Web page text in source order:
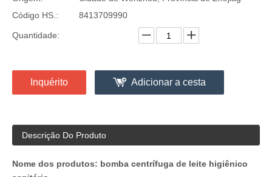
Código HS.:
8413709990
Quantidade:
Inquérito Adicionar a cesta
Descrição Do Produto
Nome dos produtos: bomba centrífuga de leite higiênico